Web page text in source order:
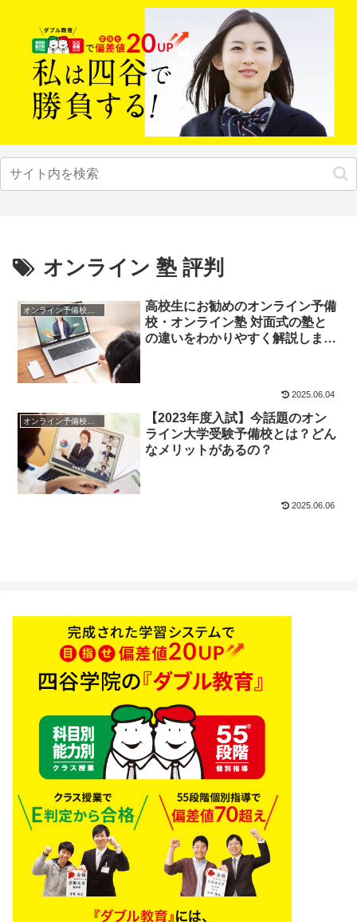
オンライン 塾 評判
高校生にお勧めのオンライン予備
校・オンライン塾 対面式の塾と
の違いをわかりやすく解説しま
2025.06.04
オンライン予備校・塾の活用法
【2023年度入試】今話題のオン
ライン大学受験予備校とは？どん
なメリットがあるの？
2025.06.06